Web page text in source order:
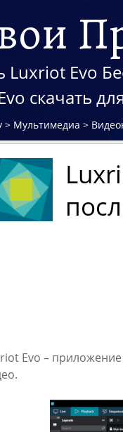
Luxriot Evo
скачать
> Мультимедиа >
Evo –